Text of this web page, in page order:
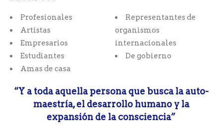
Profesionales
Artistas
Empresarios
Estudiantes
Amas de casa
Representantes de
organismos
internacionales
De gobierno
“Y a toda aquella persona que busca la auto-
maestría, el desarrollo humano y la
expansión de la consciencia”